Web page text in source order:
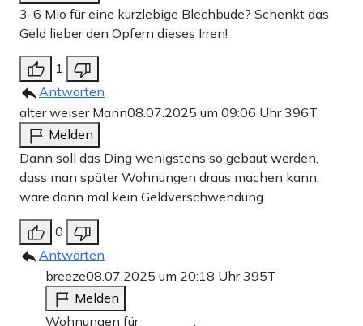
3-6 Mio für eine kurzlebige Blechbude? Schenkt das
Geld lieber den Opfern dieses Irren!
1
Antworten
alter weiser Mann08.07.2025 um 09:06 Uhr396T
Melden
Dann soll das Ding wenigstens so gebaut werden,
dass man später Wohnungen draus machen kann,
wäre dann mal kein Geldverschwendung.
0
Antworten
breeze08.07.2025 um 20:18 Uhr395T
Melden
Wohnungen für ________.